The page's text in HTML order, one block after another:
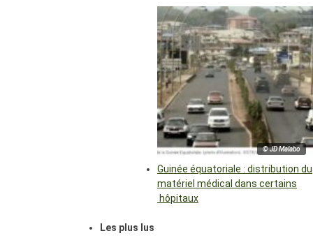
© JD Malabo
Guinée équatoriale : distribution du
matériel médical dans certains
hôpitaux
Les plus lus